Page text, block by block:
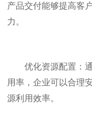
产品交付能够提高客
力。
优化资源配置：通
用率，企业可以合理
源利用效率。